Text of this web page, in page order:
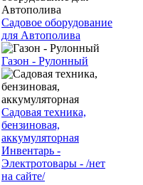
Садовое оборудование
для Автополива
Газон - Рулонный
Садовая техника,
бензиновая,
аккумуляторная
Инвентарь -
Электротовары - /нет
на сайте/